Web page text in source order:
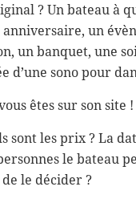
? Un bateau à
un
un banquet, une
sono pour
êtes sur son site !
sont les prix ? La
le bateau
le décider ?